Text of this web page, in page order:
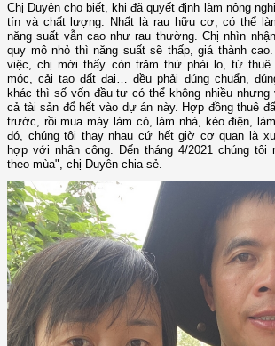
Chị Duyên cho biết, khi đã quyết định làm nông
tín và chất lượng. Nhất là rau hữu cơ, có thể
năng suất vẫn cao như rau thường. Chị nhìn
quy mô nhỏ thì năng suất sẽ thấp, giá thành
việc, chị mới thấy còn trăm thứ phải lo, từ thuê
móc, cải tạo đất đai… đều phải đúng chuẩn,
khác thì số vốn đầu tư có thể không nhiều
cả tài sản đổ hết vào dự án này. Hợp đồng thuê
trước, rồi mua máy làm cỏ, làm nhà, kéo điện,
đó, chúng tôi thay nhau cứ hết giờ cơ quan là
hợp với nhân công. Đến tháng 4/2021 chúng tôi
theo mùa", chị Duyên chia sẻ.